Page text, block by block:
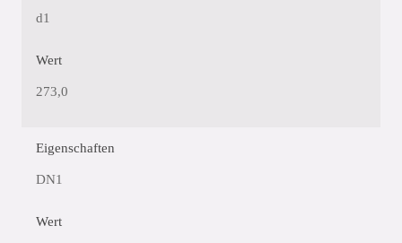
d1
Wert
273,0
Eigenschaften
DN1
Wert